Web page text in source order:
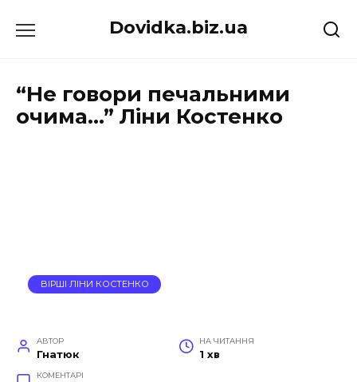
до
Dovidka.biz.ua
“Не говори печальними
очима…” Ліни Костенко
ВІРШІ ЛІНИ КОСТЕНКО
АВТОР
Гнатюк
НА ЧИТАННЯ
1 хв
КОМЕНТАРІ